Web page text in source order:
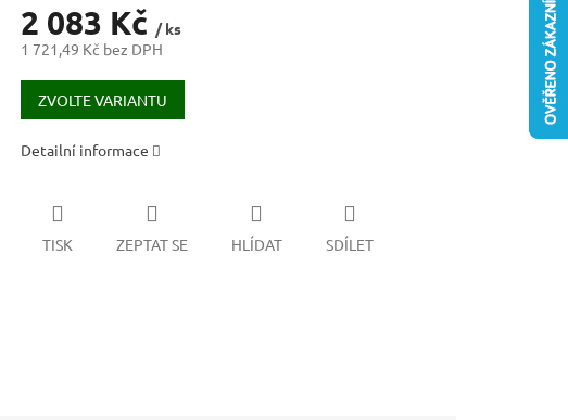
2 083 Kč / ks
1 721,49 Kč bez DPH
Měrná
cena:
ZVOLTE VARIANTU
Detailní informace
TISK ZEPTAT SE HLÍDAT SDÍLET